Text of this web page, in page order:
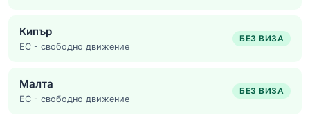
Кипър
ЕС - свободно движение
БЕЗ ВИЗА
Малта
ЕС - свободно движение
БЕЗ ВИЗА